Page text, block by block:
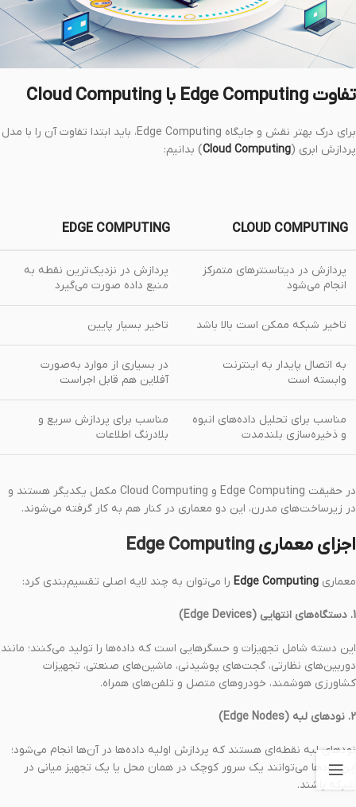
تفاوت Edge Computing با Cloud Computing
برای درک بهتر نقش و جایگاه Edge Computing، باید ابتدا تفاوت آن را با مدل
پردازش ابری (Cloud Computing) بدانیم:
CLOUD COMPUTING
EDGE COMPUTING
پردازش در دیتاسنترهای متمرکز
انجام می‌شود
پردازش در نزدیک‌ترین نقطه به
منبع داده صورت می‌گیرد
تاخیر شبکه ممکن است بالا باشد تاخیر بسیار پایین
به اتصال پایدار به اینترنت
وابسته است
در بسیاری از موارد به‌صورت
آفلاین هم قابل اجراست
مناسب برای تحلیل داده‌های انبوه
و ذخیره‌سازی بلندمدت
مناسب برای پردازش سریع و
بلادرنگ اطلاعات
در حقیقت Edge Computing و Cloud Computing مکمل یکدیگر هستند و
در زیرساخت‌های مدرن، این دو معماری در کنار هم به کار گرفته می‌شوند.
اجزای معماری Edge Computing
معماری Edge Computing را می‌توان به چند لایه اصلی تقسیم‌بندی کرد:
1. دستگاه‌های انتهایی (Edge Devices)
این دسته شامل تجهیزات و حسگرهایی است که داده‌ها را تولید می‌کنند؛ مانند
دوربین‌های نظارتی، گجت‌های پوشیدنی، ماشین‌های صنعتی، تجهیزات
کشاورزی هوشمند، خودروهای متصل و تلفن‌های همراه.
2. نودهای لبه (Edge Nodes)
نودهای لبه نقطه‌ای هستند که پردازش اولیه داده‌ها در آن‌ها انجام می‌شود؛
این نودها می‌توانند یک سرور کوچک در همان محل یا یک تجهیز میانی در
شبکه باشند.